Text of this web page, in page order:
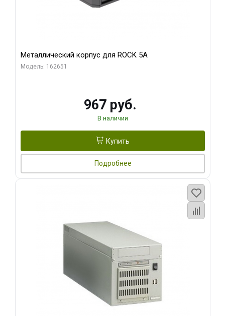
Металлический корпус для ROCK 5A
Модель: 162651
967 руб.
В наличии
Купить
Подробнее